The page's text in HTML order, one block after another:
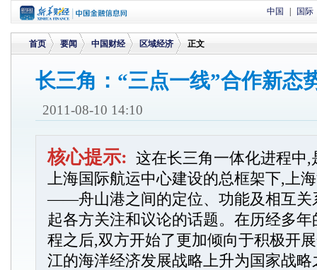
中国 国际
首页
>
要闻
>
中国财经 区域经济 正文
长三角：“三点一线”合作新态
2011-08-10 14:10
核心提示: 这在长三角一体化进程中,
上海国际航运中心建设的总框架下,上
——舟山港之间的定位、功能及相互关
起各方关注和议论的话题。在历经多
程之后,双方开始了更加倾向于积极开
江的海洋经济发展战略上升为国家战